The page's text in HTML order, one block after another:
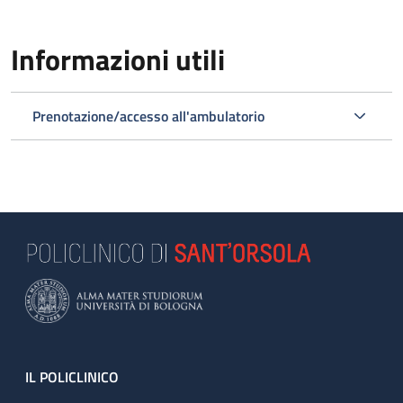
Informazioni utili
Prenotazione/accesso all'ambulatorio
Footer
IL POLICLINICO